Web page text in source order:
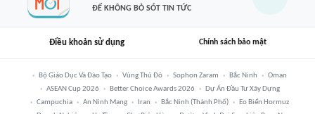
ĐỂ KHÔNG BỎ SÓT TIN TỨC
Điều khoản sử dụng Chính sách bảo mật
Bộ Giáo Dục Và Đào Tạo Vùng Thủ Đô Sophon Zaram Bắc Ninh
Oman
ASEAN Cup 2026
Better Choice Awards 2026
Dự Án Đầu Tư Xây Dựng
Campuchia
An Ninh Mạng Iran Bắc Ninh (thành Phố)
Eo Biển Hormuz